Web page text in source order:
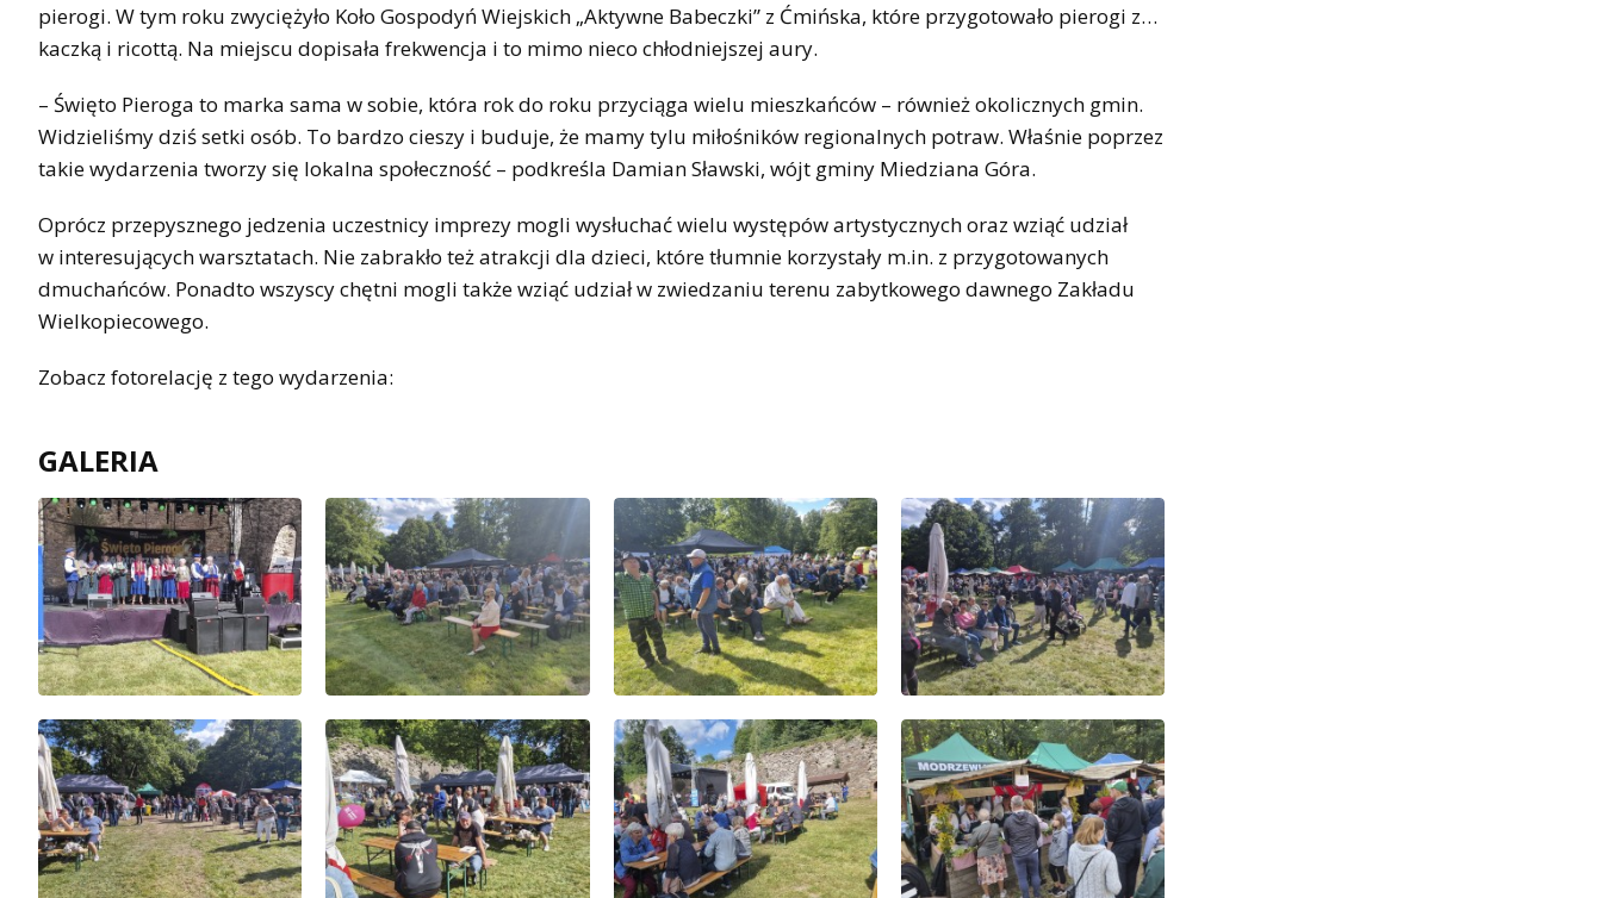
pierogi. W tym roku zwyciężyło Koło Gospodyń Wiejskich „Aktywne Babeczki” z Ćmińska, które przygotowało pierogi z…
kaczką i ricottą. Na miejscu dopisała frekwencja i to mimo nieco chłodniejszej aury.
– Święto Pieroga to marka sama w sobie, która rok do roku przyciąga wielu mieszkańców – również okolicznych gmin.
Widzieliśmy dziś setki osób. To bardzo cieszy i buduje, że mamy tylu miłośników regionalnych potraw. Właśnie poprzez
takie wydarzenia tworzy się lokalna społeczność – podkreśla Damian Sławski, wójt gminy Miedziana Góra.
Oprócz przepysznego jedzenia uczestnicy imprezy mogli wysłuchać wielu występów artystycznych oraz wziąć udział
w interesujących warsztatach. Nie zabrakło też atrakcji dla dzieci, które tłumnie korzystały m.in. z przygotowanych
dmuchańców. Ponadto wszyscy chętni mogli także wziąć udział w zwiedzaniu terenu zabytkowego dawnego Zakładu
Wielkopiecowego.
Zobacz fotorelację z tego wydarzenia:
GALERIA